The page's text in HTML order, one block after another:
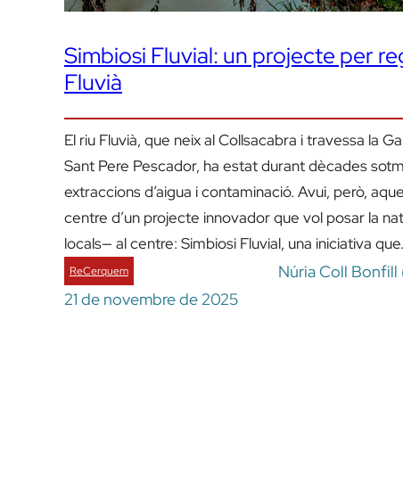
Simbiosi Fluvial: un projecte per
Fluvià
El riu Fluvià, que neix al Collsacabra i travessa la
Sant Pere Pescador, ha estat durant dècades
extraccions d’aigua i contaminació. Avui, però,
centre d’un projecte innovador que vol posar la
locals— al centre: Simbiosi Fluvial, una iniciativa
ReCerquem
Núria Coll
21 de novembre de 2025